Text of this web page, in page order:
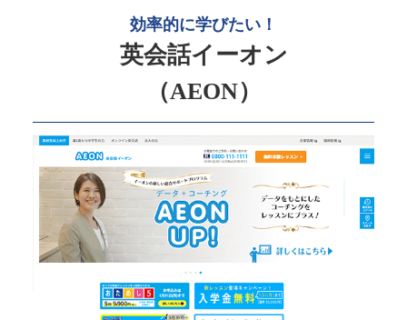
効率的に学びたい！
英会話イーオン
（AEON）